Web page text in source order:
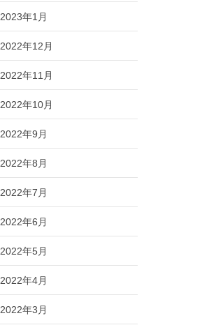
2023年1月
2022年12月
2022年11月
2022年10月
2022年9月
2022年8月
2022年7月
2022年6月
2022年5月
2022年4月
2022年3月